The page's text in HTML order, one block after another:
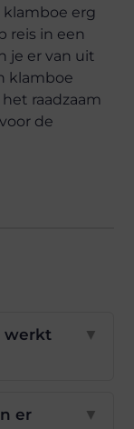
klamboe erg
reis in een
je er van uit
klamboe
raadzaam
de
werkt
▼
er
▼